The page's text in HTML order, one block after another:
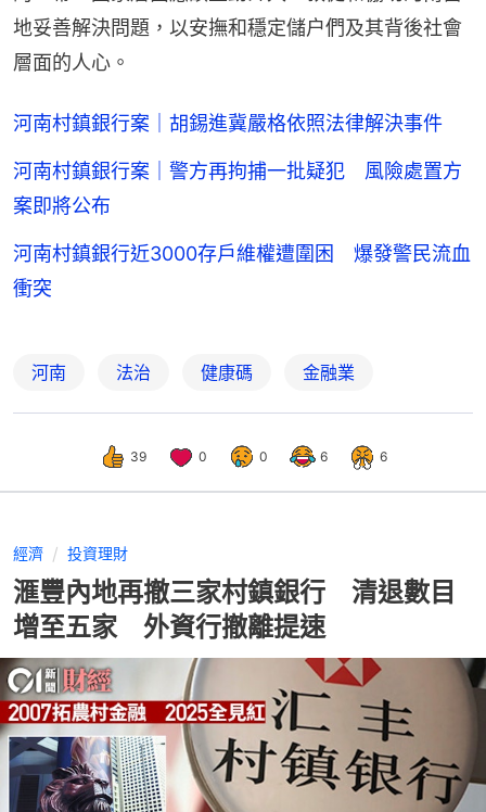
地妥善解決問題，以安撫和穩定儲户們及其背後社會
層面的人心。
河南村鎮銀行案｜胡錫進冀嚴格依照法律解決事件
河南村鎮銀行案｜警方再拘捕一批疑犯 風險處置方
案即將公布
河南村鎮銀行近3000存戶維權遭圍困 爆發警民流血
衝突
河南 法治 健康碼 金融業
39 0 0 6 6
經濟 投資理財
滙豐內地再撤三家村鎮銀行 清退數目
增至五家 外資行撤離提速